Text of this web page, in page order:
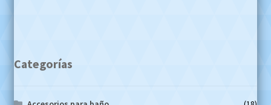
Categorías